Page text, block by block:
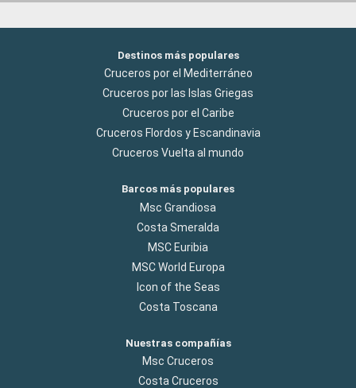
Destinos más populares
Cruceros por el Mediterráneo
Cruceros por las Islas Griegas
Cruceros por el Caribe
Cruceros Flordos y Escandinavia
Cruceros Vuelta al mundo
Barcos más populares
Msc Grandiosa
Costa Smeralda
MSC Euribia
MSC World Europa
Icon of the Seas
Costa Toscana
Nuestras compañías
Msc Cruceros
Costa Cruceros